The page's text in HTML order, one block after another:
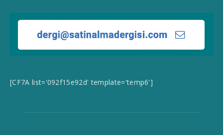
[CF7A list='092f15e92d' template='temp6']